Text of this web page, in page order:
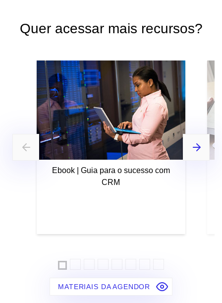
Quer acessar mais recursos?
Ebook | Guia para o sucesso com
CRM
MATERIAIS DA AGENDOR